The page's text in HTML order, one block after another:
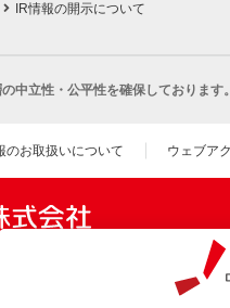
IR情報の開示について
中立性・公平性を確保しております。
のお取扱いについて ウェブア